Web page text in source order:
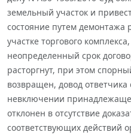
земельный участок и
состояние путем демонтажа
участке торгового
неопределенный срок
расторгнут, при этом
возвращен, довод
невключении
отклонен в отсутствие
соответствующих действий